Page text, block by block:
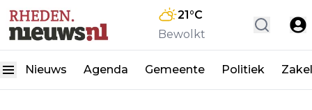
21°C
Bewolkt
Nieuws Agenda Gemeente Politiek